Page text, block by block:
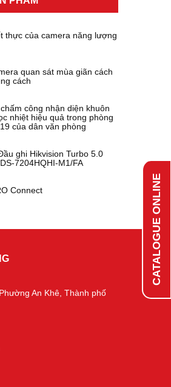
CATALOGUE ONLINE
thực của camera năng lượng
quan sát mùa giãn cách
cách
công nhận diện khuôn
nhiệt hiệu quả trong phòng
của dân văn phòng
ghi Hikvision Turbo 5.0
7204HQHI-M1/FA
Connect
An Khê, Thành phố